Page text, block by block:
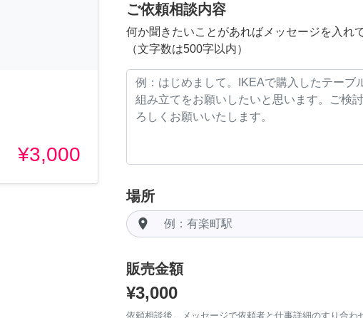
¥3,000
ご依頼相談内容
何か聞きたいことがあればメッセージを入れ
（文字数は500字以内）
場所
room
販売金額
¥3,000
依頼相談後、メッセージで依頼者と仕事詳細のすり合わ